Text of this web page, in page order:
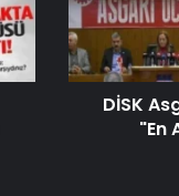
DİSK
"En